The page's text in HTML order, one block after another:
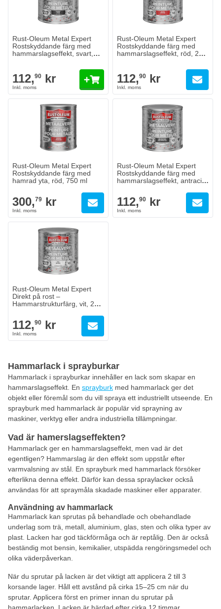
Rust-Oleum Metal Expert
Rostskyddande färg med
hammarslagseffekt, svart,
112,90 kr
Rust-Oleum Metal Expert
Rostskyddande färg med
hammarslagseffekt, röd, 250
112,90 kr
Rust-Oleum Metal Expert
Rostskyddande färg med
hamrad yta, röd, 750 ml
300,79 kr
Rust-Oleum Metal Expert
Rostskyddande färg med
hammarslagseffekt, antracit,
112,90 kr
Rust-Oleum Metal Expert
Direkt på rost –
Hammarstrukturfärg, vit, 250
112,90 kr
Hammarlack i sprayburkar
Hammarlack i sprayburkar innehåller en lack som skapar en
hammarslagseffekt. En sprayburk med hammarlack ger det
objekt eller föremål som du vill spraya ett industriellt utseende. En
sprayburk med hammarlack är populär vid sprayning av
maskiner, verktyg eller andra industriella tillämpningar.
Vad är hamerslagseffekten?
Hammarlack ger en hammarslagseffekt, men vad är det
egentligen? Hammarslag är den effekt som uppstår efter
varmvalsning av stål. En sprayburk med hammarlack försöker
efterlikna denna effekt. Därför kan dessa spraylacker också
användas för att spraymåla skadade maskiner eller apparater.
Användning av hammarlack
Hammarlack kan sprutas på behandlade och obehandlade
underlag som trä, metall, aluminium, glas, sten och olika typer av
plast. Lacken har god täckförmåga och är reptålig. Den är också
beständig mot bensin, kemikalier, utspädda rengöringsmedel och
olika väderpåverkan.
När du sprutar på lacken är det viktigt att applicera 2 till 3
korsande lager. Håll ett avstånd på cirka 15–25 cm när du
sprutar. Applicera först en primer innan du sprutar på